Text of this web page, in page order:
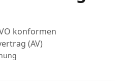
konformen
(AV)